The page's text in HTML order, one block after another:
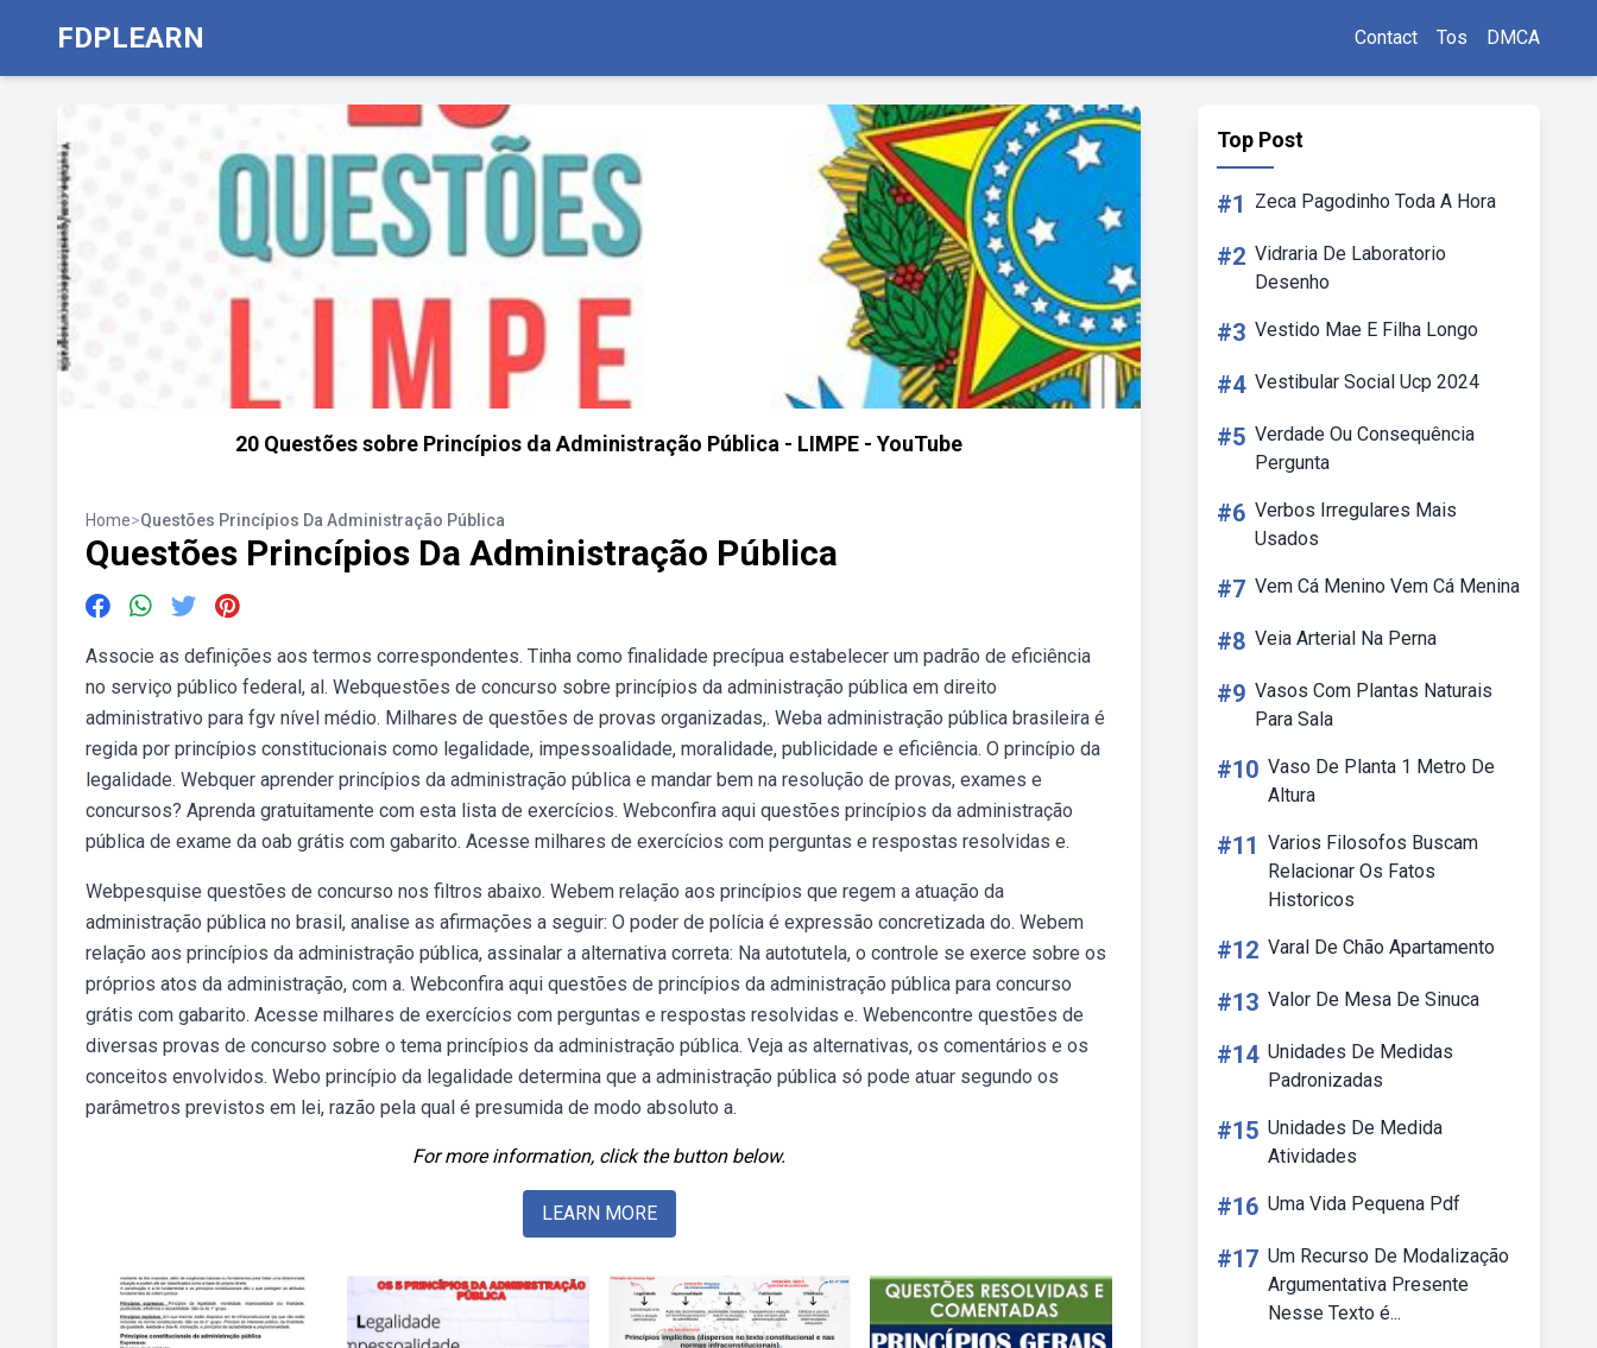
FDPLEARN Contact Tos DMCA
20 Questões sobre Princípios da Administração Pública - LIMPE - YouTube
Home>Questões Princípios Da Administração Pública
Questões Princípios Da Administração Pública
Associe as definições aos termos correspondentes. Tinha como finalidade precípua estabelecer um padrão de eficiência
no serviço público federal, al. Webquestões de concurso sobre princípios da administração pública em direito
administrativo para fgv nível médio. Milhares de questões de provas organizadas,. Weba administração pública brasileira é
regida por princípios constitucionais como legalidade, impessoalidade, moralidade, publicidade e eficiência. O princípio da
legalidade. Webquer aprender princípios da administração pública e mandar bem na resolução de provas, exames e
concursos? Aprenda gratuitamente com esta lista de exercícios. Webconfira aqui questões princípios da administração
pública de exame da oab grátis com gabarito. Acesse milhares de exercícios com perguntas e respostas resolvidas e.
Webpesquise questões de concurso nos filtros abaixo. Webem relação aos princípios que regem a atuação da
administração pública no brasil, analise as afirmações a seguir: O poder de polícia é expressão concretizada do. Webem
relação aos princípios da administração pública, assinalar a alternativa correta: Na autotutela, o controle se exerce sobre os
próprios atos da administração, com a. Webconfira aqui questões de princípios da administração pública para concurso
grátis com gabarito. Acesse milhares de exercícios com perguntas e respostas resolvidas e. Webencontre questões de
diversas provas de concurso sobre o tema princípios da administração pública. Veja as alternativas, os comentários e os
conceitos envolvidos. Webo princípio da legalidade determina que a administração pública só pode atuar segundo os
parâmetros previstos em lei, razão pela qual é presumida de modo absoluto a.
For more information, click the button below.
LEARN MORE
Top Post
#1 Zeca Pagodinho Toda A Hora
#2 Vidraria De Laboratorio
Desenho
#3 Vestido Mae E Filha Longo
#4 Vestibular Social Ucp 2024
#5 Verdade Ou Consequência
Pergunta
#6 Verbos Irregulares Mais
Usados
#7 Vem Cá Menino Vem Cá Menina
#8 Veia Arterial Na Perna
#9 Vasos Com Plantas Naturais
Para Sala
#10 Vaso De Planta 1 Metro De
Altura
#11 Varios Filosofos Buscam
Relacionar Os Fatos
Historicos
#12 Varal De Chão Apartamento
#13 Valor De Mesa De Sinuca
#14 Unidades De Medidas
Padronizadas
#15 Unidades De Medida
Atividades
#16 Uma Vida Pequena Pdf
#17 Um Recurso De Modalização
Argumentativa Presente
Nesse Texto é...